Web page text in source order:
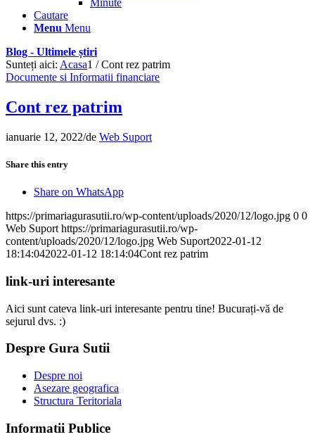
Minute
Cautare
Menu Menu
Blog - Ultimele știri
Sunteți aici: Acasa1 / Cont rez patrim
Documente si Informatii financiare
Cont rez patrim
ianuarie 12, 2022/de Web Suport
Share this entry
Share on WhatsApp
https://primariagurasutii.ro/wp-content/uploads/2020/12/logo.jpg 0 0
Web Suport https://primariagurasutii.ro/wp-
content/uploads/2020/12/logo.jpg Web Suport2022-01-12
18:14:042022-01-12 18:14:04Cont rez patrim
link-uri interesante
Aici sunt cateva link-uri interesante pentru tine! Bucurați-vă de
sejurul dvs. :)
Despre Gura Sutii
Despre noi
Asezare geografica
Structura Teritoriala
Informatii Publice